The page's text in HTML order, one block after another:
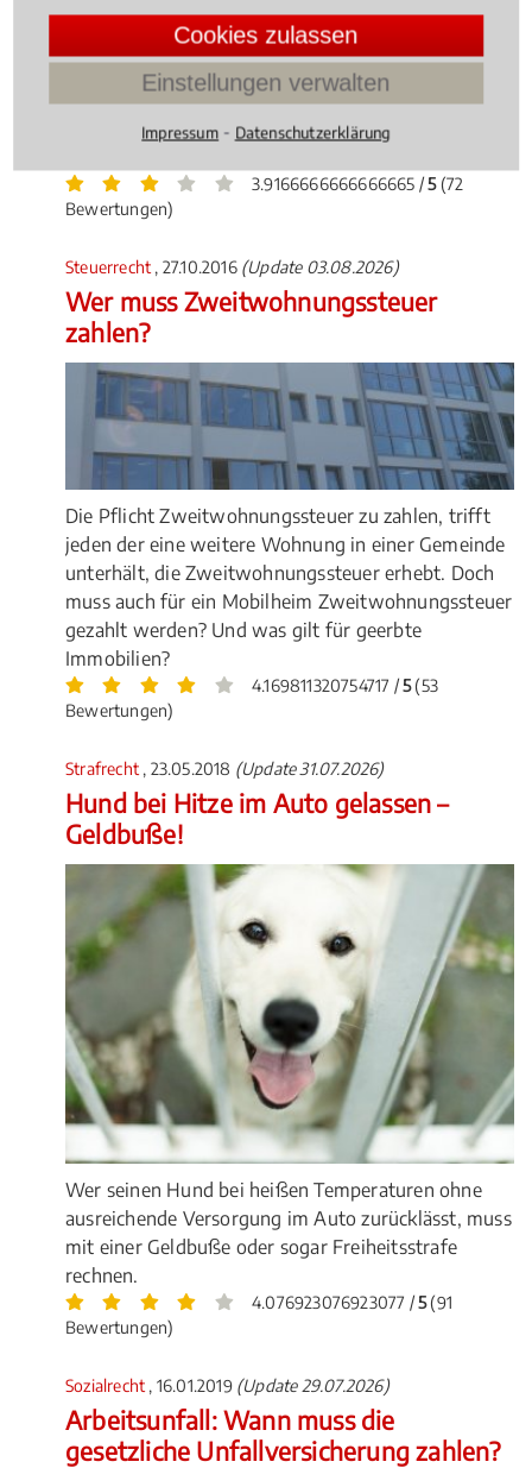
auch rechtliche Aspekte schon immer eine große
Rolle. Welche Voraussetzungen gelten beim BAFöG
bei einem Fachrichtungswechsel? Welche
Raumtemperatur ist bei Prüfungen unzumutbar?
Und ist ADHS ein Grund für einen Rücktritt von
3.9166666666666665 /5(72
Bewertungen)
Steuerrecht, 27.10.2016 (Update 03.08.2026)
Wer muss Zweitwohnungssteuer
zahlen?
Die Pflicht Zweitwohnungssteuer zu zahlen, trifft
jeden der eine weitere Wohnung in einer Gemeinde
unterhält, die Zweitwohnungssteuer erhebt. Doch
muss auch für ein Mobilheim Zweitwohnungssteuer
gezahlt werden? Und was gilt für geerbte
Immobilien?
4.169811320754717 /5(53
Bewertungen)
Strafrecht , 23.05.2018 (Update 31.07.2026)
Hund bei Hitze im Auto gelassen –
Geldbuße!
Wer seinen Hund bei heißen Temperaturen ohne
ausreichende Versorgung im Auto zurücklässt, muss
mit einer Geldbuße oder sogar Freiheitsstrafe
rechnen.
4.076923076923077 /5(91
Bewertungen)
Sozialrecht , 16.01.2019 (Update 29.07.2026)
Arbeitsunfall: Wann muss die
gesetzliche Unfallversicherung zahlen?
Cookies zulassen
Einstellungen verwalten
Impressum ⁃ Datenschutzerklärung